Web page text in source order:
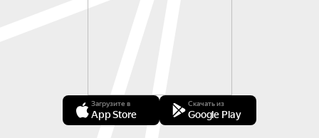
Загрузите в
App Store
Скачать из
Google Play